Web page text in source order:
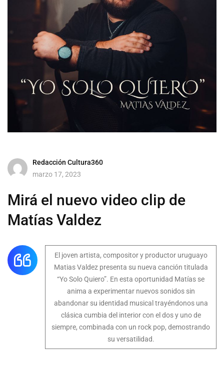
Redacción Cultura360
marzo 17, 2023
Mirá el nuevo video clip de
Matías Valdez
El joven artista, compositor y productor uruguayo
Matias Valdez presenta su nueva canción titulada
“Yo Solo Quiero”. En esta oportunidad Matías se
anima a experimentar nuevos sonidos sin
abandonar su identidad musical trayéndonos una
clásica cumbia del interior con el dos y uno de
siempre, combinada con un rock pop, demostrando
su versatilidad.